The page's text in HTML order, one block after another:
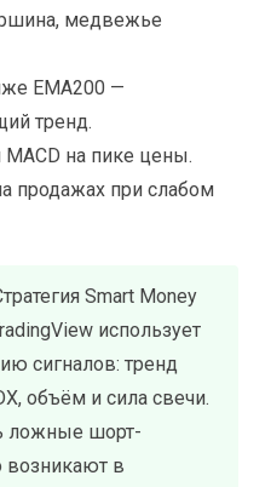
медвежье
EMA200 —
тренд.
на пике цены.
продажах при слабом
Smart Money
использует
сигналов: тренд
объём и сила свечи.
ложные шорт-
возникают в